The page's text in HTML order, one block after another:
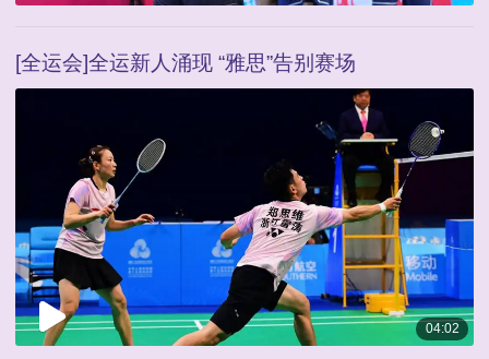
[全运会]全运新人涌现 “雅思”告别赛场
04:02